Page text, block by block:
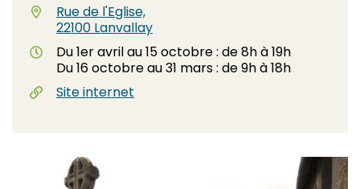
Rue de l'Eglise,
22100 Lanvallay(ouverture dans un nouvel
Du 1er avril au 15 octobre : de 8h à 19h
Du 16 octobre au 31 mars : de 9h à 18h
Site internet